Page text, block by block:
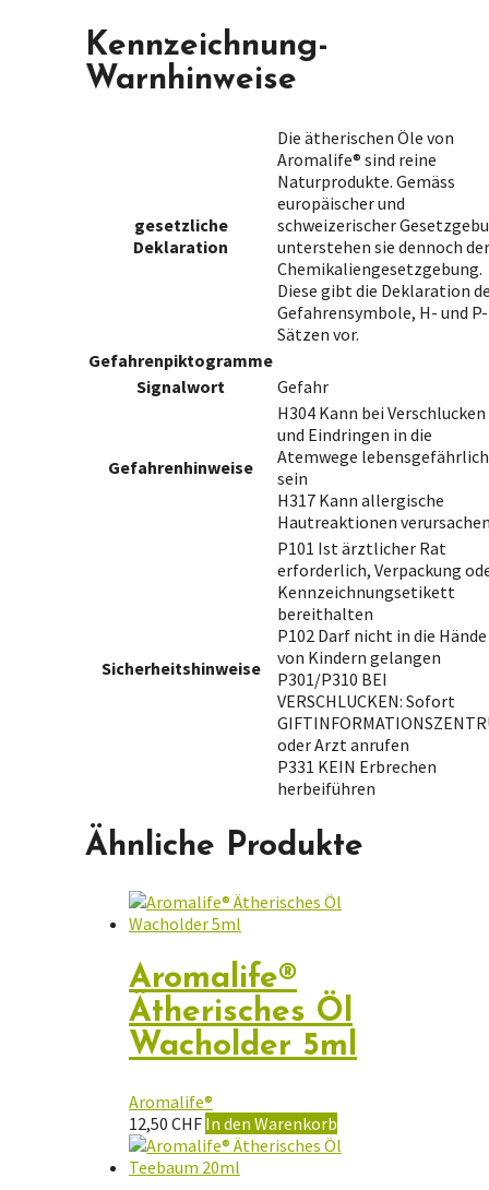
Kennzeichnung-
Warnhinweise
gesetzliche
Deklaration
Die ätherischen Öle von
Aromalife® sind reine
Naturprodukte. Gemäss
europäischer und
schweizerischer
unterstehen sie dennoch der
Chemikaliengesetzgebung.
Diese gibt die Deklaration
Gefahrensymbole, H- und P-
Sätzen vor.
Gefahrenpiktogramme
Signalwort
Gefahr
Gefahrenhinweise
H304 Kann bei Verschlucken
und Eindringen in die
Atemwege lebensgefährlich
sein
H317 Kann allergische
Hautreaktionen
Sicherheitshinweise
P101 Ist ärztlicher Rat
erforderlich, Verpackung
Kennzeichnungsetikett
bereithalten
P102 Darf nicht in die Hände
von Kindern gelangen
P301/P310 BEI
VERSCHLUCKEN: Sofort
oder Arzt anrufen
P331 KEIN Erbrechen
herbeiführen
Ähnliche Produkte
Aromalife®
Ätherisches Öl
Wacholder 5ml
Aromalife®
12,50 CHF In den Warenkorb